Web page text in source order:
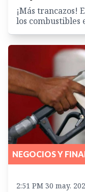
¡Más trancazos!
los combustibles
NEGOCIOS Y
2:51 PM 30 may.